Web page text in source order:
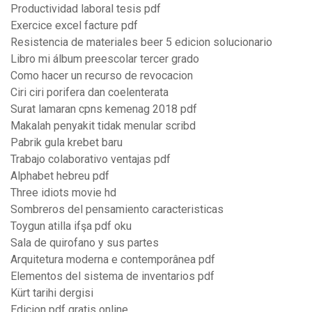
Productividad laboral tesis pdf
Exercice excel facture pdf
Resistencia de materiales beer 5 edicion solucionario
Libro mi álbum preescolar tercer grado
Como hacer un recurso de revocacion
Ciri ciri porifera dan coelenterata
Surat lamaran cpns kemenag 2018 pdf
Makalah penyakit tidak menular scribd
Pabrik gula krebet baru
Trabajo colaborativo ventajas pdf
Alphabet hebreu pdf
Three idiots movie hd
Sombreros del pensamiento caracteristicas
Toygun atilla ifşa pdf oku
Sala de quirofano y sus partes
Arquitetura moderna e contemporânea pdf
Elementos del sistema de inventarios pdf
Kürt tarihi dergisi